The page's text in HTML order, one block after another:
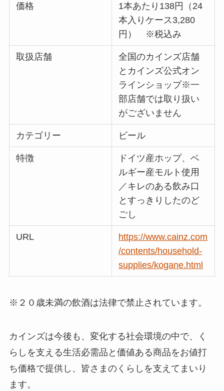
価格
1本あたり138円（24
本入りケース3,280
円） ※税込み
取扱店舗
全国のカインズ店舗
とカインズ公式オン
ラインショップ※一
部店舗では取り扱い
がございません
カテゴリー ビール
特徴
ドイツ産ホップ、ベ
ルギー産モルト使用
／キレのある飲み口
とすっきりしたのど
ごし
URL
https://www.cainz.com
/contents/household-
supplies/kogane.html
※２０歳未満の飲酒は法律で禁止されています。
カインズは今後も、変化する社会環境の中で、く
らしを支える生活必需品と価値ある商品をお値打
ち価格で提供し、皆さまのくらしを支えてまいり
ます。